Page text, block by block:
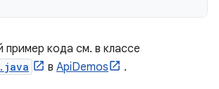
пример кода см. в классе
в ApiDemos .